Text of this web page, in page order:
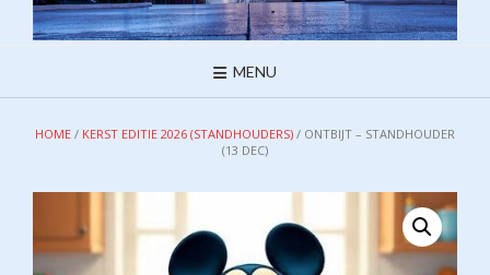
MENU
HOME / KERST EDITIE 2026 (STANDHOUDERS) / ONTBIJT – STANDHOUDER
(13 DEC)